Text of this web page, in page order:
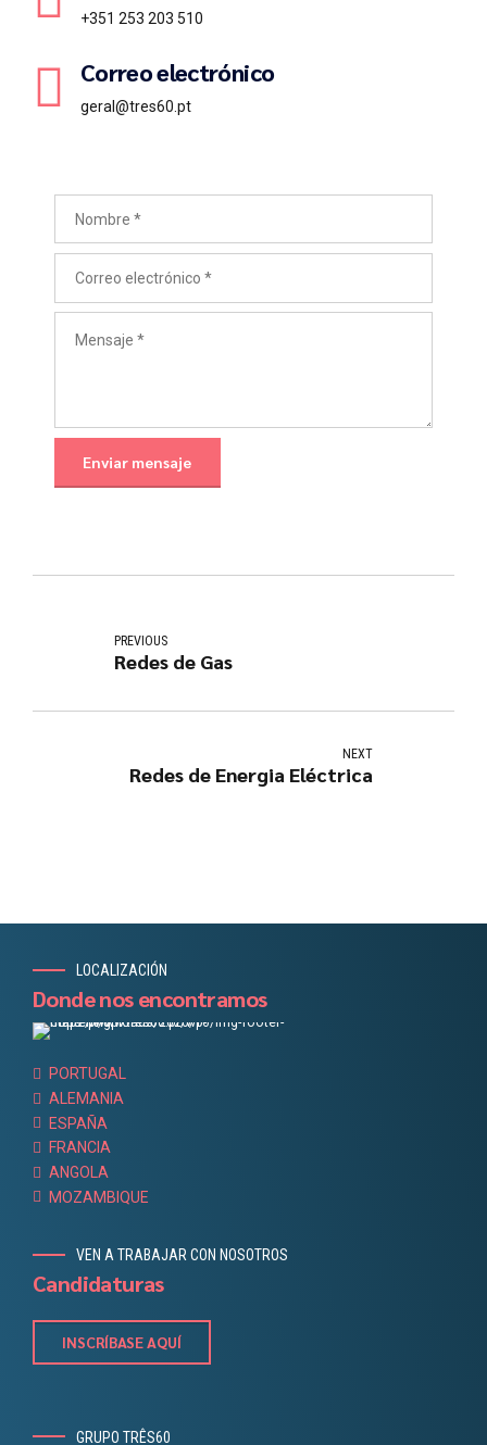
+351 253 203 510
Correo electrónico
geral@tres60.pt
PREVIOUS
Redes de Gas
NEXT
Redes de Energia Eléctrica
LOCALIZACIÓN
Donde nos encontramos
PORTUGAL
ALEMANIA
ESPAÑA
FRANCIA
ANGOLA
MOZAMBIQUE
VEN A TRABAJAR CON NOSOTROS
Candidaturas
INSCRÍBASE AQUÍ
GRUPO TRÊS60